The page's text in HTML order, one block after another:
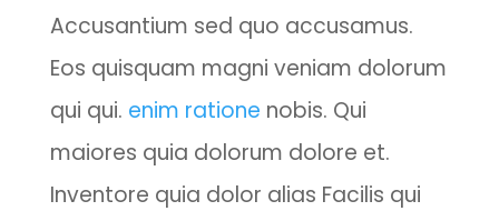
Accusantium sed quo accusamus.
Eos quisquam magni veniam dolorum
qui qui. enim ratione nobis. Qui
maiores quia dolorum dolore et.
Inventore quia dolor alias Facilis qui